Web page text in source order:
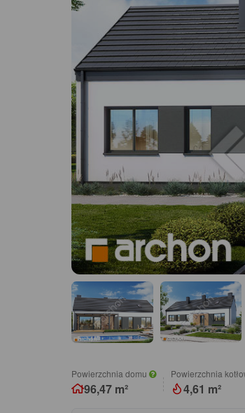
Powierzchnia domu
96,47 m²
Powierzchnia
4,61 m²